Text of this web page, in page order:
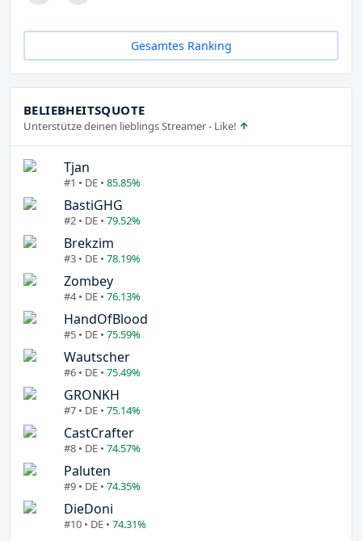
Gesamtes Ranking
BELIEBHEITSQUOTE
Unterstütze deinen lieblings Streamer - Like!
Tjan
#1 • DE • 85.85%
BastiGHG
#2 • DE • 79.52%
Brekzim
#3 • DE • 78.19%
Zombey
#4 • DE • 76.13%
HandOfBlood
#5 • DE • 75.59%
Wautscher
#6 • DE • 75.49%
GRONKH
#7 • DE • 75.14%
CastCrafter
#8 • DE • 74.57%
Paluten
#9 • DE • 74.35%
DieDoni
#10 • DE • 74.31%